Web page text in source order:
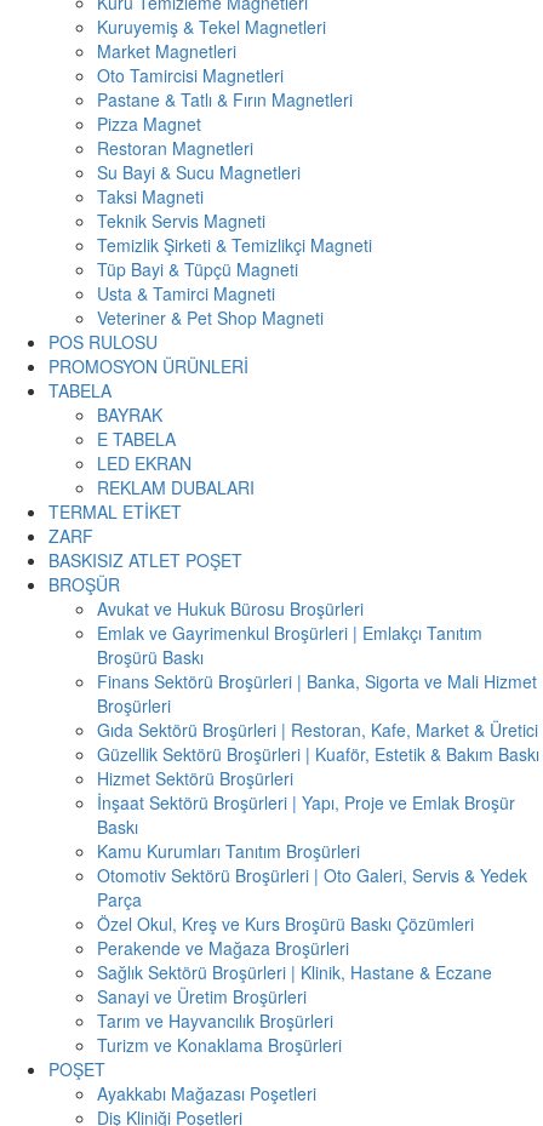
Kuruyemiş & Tekel Magnetleri
Market Magnetleri
Oto Tamircisi Magnetleri
Pastane & Tatlı & Fırın Magnetleri
Pizza Magnet
Restoran Magnetleri
Su Bayi & Sucu Magnetleri
Taksi Magneti
Teknik Servis Magneti
Temizlik Şirketi & Temizlikçi Magneti
Tüp Bayi & Tüpçü Magneti
Usta & Tamirci Magneti
Veteriner & Pet Shop Magneti
POS RULOSU
PROMOSYON ÜRÜNLERİ
TABELA
BAYRAK
E TABELA
LED EKRAN
REKLAM DUBALARI
TERMAL ETİKET
ZARF
BASKISIZ ATLET POŞET
BROŞÜR
Avukat ve Hukuk Bürosu Broşürleri
Emlak ve Gayrimenkul Broşürleri | Emlakçı Tanıtım
Broşürü Baskı
Finans Sektörü Broşürleri | Banka, Sigorta ve Mali Hizmet
Broşürleri
Gıda Sektörü Broşürleri | Restoran, Kafe, Market & Üretici
Güzellik Sektörü Broşürleri | Kuaför, Estetik & Bakım Baskı
Hizmet Sektörü Broşürleri
İnşaat Sektörü Broşürleri | Yapı, Proje ve Emlak Broşür
Baskı
Kamu Kurumları Tanıtım Broşürleri
Otomotiv Sektörü Broşürleri | Oto Galeri, Servis & Yedek
Parça
Özel Okul, Kreş ve Kurs Broşürü Baskı Çözümleri
Perakende ve Mağaza Broşürleri
Sağlık Sektörü Broşürleri | Klinik, Hastane & Eczane
Sanayi ve Üretim Broşürleri
Tarım ve Hayvancılık Broşürleri
Turizm ve Konaklama Broşürleri
POŞET
Ayakkabı Mağazası Poşetleri
Diş Kliniği Poşetleri